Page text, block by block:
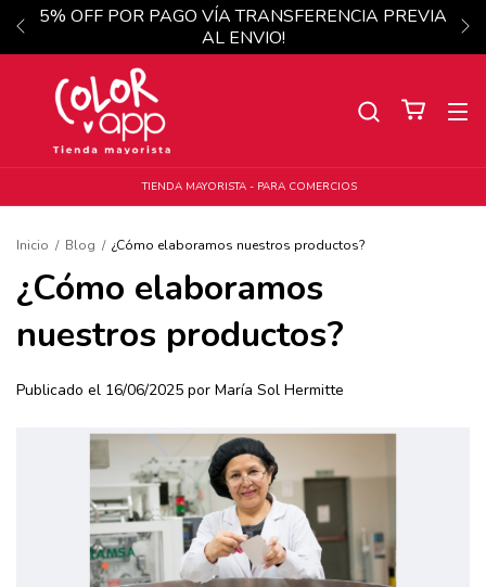
5% OFF POR PAGO VÍA TRANSFERENCIA PREVIA
AL ENVIO!
TIENDA MAYORISTA - PARA COMERCIOS
Inicio / Blog / ¿Cómo elaboramos nuestros productos?
¿Cómo elaboramos
nuestros productos?
Publicado el 16/06/2025 por María Sol Hermitte